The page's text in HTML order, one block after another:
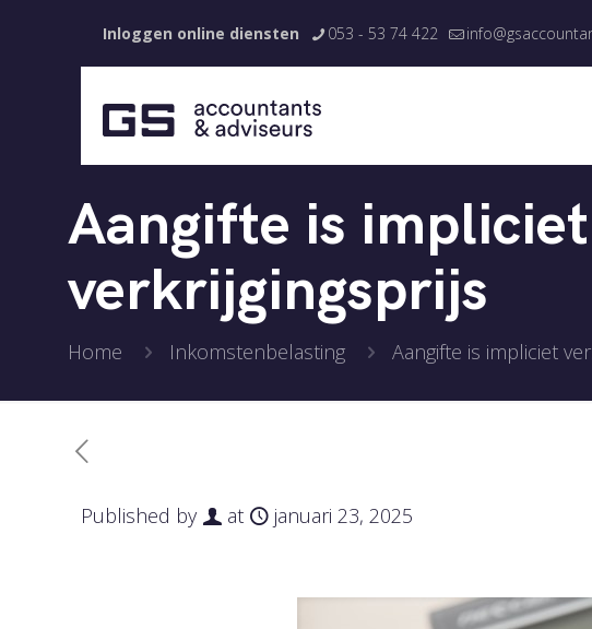
Inloggen online diensten 053 - 53 74 422
Aangifte is
verkrijgingsprijs
Home Inkomstenbelasting Aangifte is impliciet
Published by at januari 23, 2025